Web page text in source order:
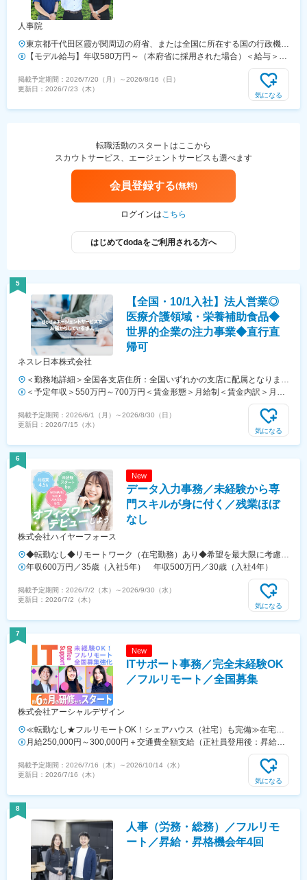
人事院
東京都千代田区霞が関周辺の府省、または全国に所在する国の行政機関
の庁舎＜主な勤務地＞・府省合同A：おもに霞が関周辺の本府省・府省
合同B：本府省を含む全国の行政機関・国税庁（国税局、国税事務所）
※職務により、全国および海外での活躍のチャンスもあります※就業場
所の変更の範囲：各府省の定める場所
【モデル給与】年収580万円～（本府省に採用された場合）＜給与＞月
給27万6,300円～＋各種手当＋賞与（2025年度は4.65カ月分）採用時
の俸給月額（いわゆる基本給）は、採用された方の経験年数と同程度の
経験年数を有する国家公務員が受ける俸給月額との均衡を考慮して決定
の職員の給与に関する法律」の規定によるものです
掲載予定期間： 2026/7/20（月） ～2026/8/16（日）
更新日： 2026/7/23（木）
気になる
転職活動のスタートはここから
スカウトサービス、エージェントサービスも選べます
会員登録する(無料)
ログインはこちら
はじめてdodaをご利用される方へ
5
【全国・10/1入社】法人営業◎
医療介護領域・栄養補助食品◆
世界的企業の注力事業◆直行直
帰可
ネスレ日本株式会社
＜勤務地詳細＞全国各支店住所：全国いずれかの支店に配属となります
受動喫煙対策：敷地内全面禁煙変更の範囲：会社の定める事業所
＜予定年収＞550万円～700万円＜賃金形態＞月給制＜賃金内訳＞月額
（基本給）：235,000円～350,000円＜月給＞235,000円～350,000円＜
昇給有無＞有＜残業手当＞無＜給与補足＞■年収は前職・経験を考慮の
上、決定致します。■昇給：年1回（4月）■賞与：年2回（6月・12月）
る可能性があります。月給(月額)は固定手当を含めた表記です。
掲載予定期間： 2026/6/1（月） ～2026/8/30（日）
更新日： 2026/7/15（水）
気になる
6
New
データ入力事務／未経験から専
門スキルが身に付く／残業ほぼ
なし
株式会社ハイヤーフォース
◆転勤なし◆リモートワーク（在宅勤務）あり◆希望を最大限に考慮
◆Uターン・Iターン歓迎東京23区を中心とした首都圏（東京・神奈
川・千葉・埼玉など）の各プロジェクト先◎未経験の方は東京本社での
研修あり＜プロジェクト先＞■東京23区内千代田・中央・港・新宿・文
京・台東・墨田・江東・品川・目黒・大田・世田谷・渋谷・中野・杉
3 3F▼代官山オフィス東京都渋谷区代官山町20-23 フォレストゲート
代官山3F▼渋谷オフィス東京都渋谷区道玄坂1-19-2 スプラインビル
8F└1階のエイベックスグループが目印▼大阪オフィス大阪府大阪市北
区大深町3-40 グランフロント大阪26F▼名古屋オフィス愛知県名古屋
市中区錦2-7-7 プラウドタワー23F※千葉・滋賀にサテライトオフィス
開設済み※札幌・仙台・福岡へも展開予定◆アクセスプロジェクト先に
よる
年収600万円／35歳（入社5年） 年収500万円／30歳（入社4年）
掲載予定期間： 2026/7/2（木） ～2026/9/30（水）
更新日： 2026/7/2（木）
気になる
7
New
ITサポート事務／完全未経験OK
／フルリモート／全国募集
株式会社アーシャルデザイン
≪転勤なし★フルリモートOK！シェアハウス（社宅）も完備≫在宅勤
務、または希望により一都三県・大阪・名古屋・福岡を中心とした全国
の各プロジェクト先での勤務となります。※直行直帰OK★勤務エリアは
ご希望を考慮いたします★転居を伴う転勤はありません■本社／東京都
渋谷区神宮前2-4-11 Daiwa神宮前ビル3階■大阪営業所／大阪市西区
モート勤務のご希望に添えない場合があります
月給250,000円～300,000円＋交通費全額支給（正社員登用後：昇給年
4回）※給与は経験・スキルなどを考慮の上、最終決定いたします※上記
額にはみなし残業代(月14時間分、2万4,648円分～)を含みます※みなし
残業代超過分は全額支給します※試用期間中の給与に差異はありません
ー5年目）・年収540万円（27歳／ITプロジェクトリーダー3年目）・年
収320万円（24歳／ITサポート事務1年目）
掲載予定期間： 2026/7/16（木） ～2026/10/14（水）
更新日： 2026/7/16（木）
気になる
8
人事（労務・総務）／フルリモ
ート／昇給・昇格機会年4回